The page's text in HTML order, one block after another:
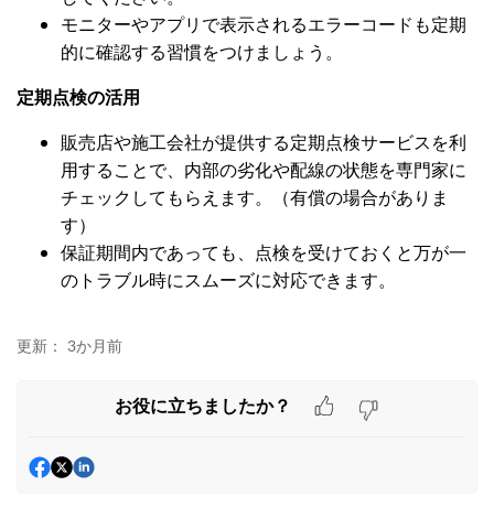
モニターやアプリで表示されるエラーコードも定期
的に確認する習慣をつけましょう。
定期点検の活用
販売店や施工会社が提供する定期点検サービスを利
用することで、内部の劣化や配線の状態を専門家に
チェックしてもらえます。（有償の場合がありま
す）
保証期間内であっても、点検を受けておくと万が一
のトラブル時にスムーズに対応できます。
更新： 3か月前
お役に立ちましたか？